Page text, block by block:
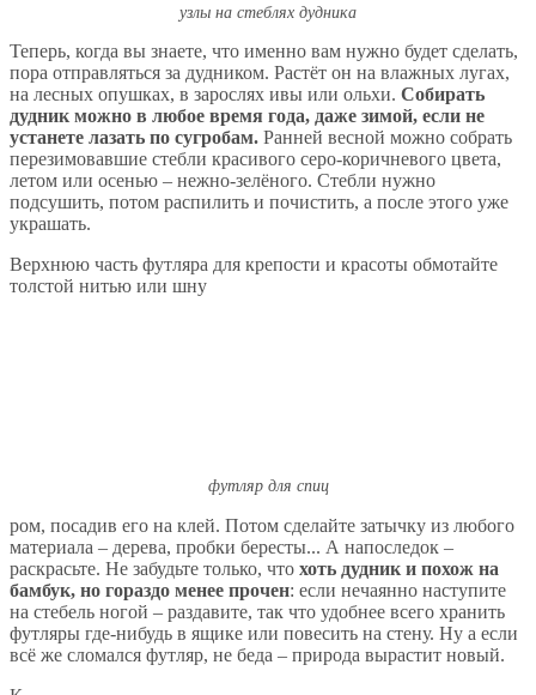
узлы на стеблях дудника
Теперь, когда вы знаете, что именно вам нужно будет сделать,
пора отправляться за дудником. Растёт он на влажных лугах,
на лесных опушках, в зарослях ивы или ольхи. Собирать
дудник можно в любое время года, даже зимой, если не
устанете лазать по сугробам. Ранней весной можно собрать
перезимовавшие стебли красивого серо-коричневого цвета,
летом или осенью – нежно-зелёного. Стебли нужно
подсушить, потом распилить и почистить, а после этого уже
украшать.
Верхнюю часть футляра для крепости и красоты обмотайте
толстой нитью или шну
футляр для спиц
ром, посадив его на клей. Потом сделайте затычку из любого
материала – дерева, пробки бересты... А напоследок –
раскрасьте. Не забудьте только, что хоть дудник и похож на
бамбук, но гораздо менее прочен: если нечаянно наступите
на стебель ногой – раздавите, так что удобнее всего хранить
футляры где-нибудь в ящике или повесить на стену. Ну а если
всё же сломался футляр, не беда – природа вырастит новый.